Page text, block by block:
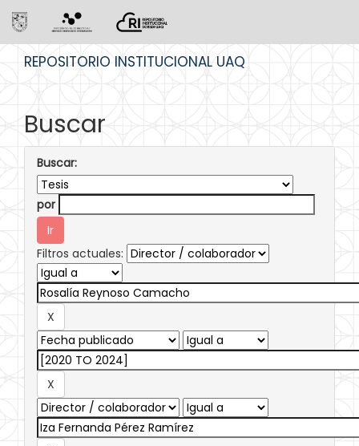
REPOSITORIO INSTITUCIONAL UAQ
Buscar
Buscar:
por
Filtros actuales: